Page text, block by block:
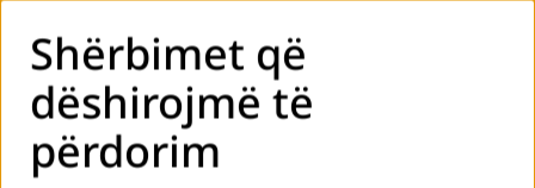
Shërbimet që
dëshirojmë të
përdorim